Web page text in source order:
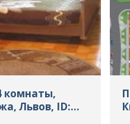
комнаты,
Львов, ID: